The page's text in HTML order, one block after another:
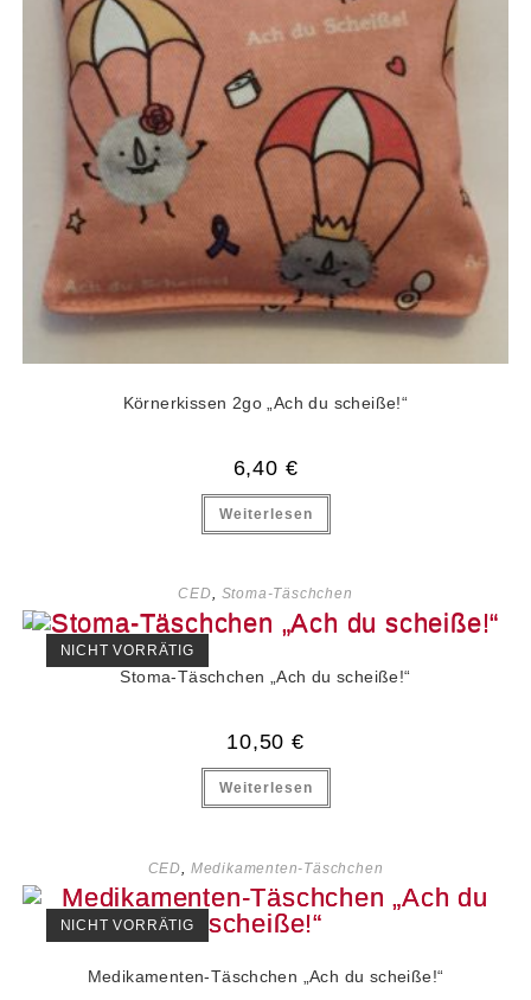
Körnerkissen 2go „Ach du scheiße!“
6,40 €
Weiterlesen
CED, Stoma-Täschchen
NICHT VORRÄTIG
Stoma-Täschchen „Ach du scheiße!“
10,50 €
Weiterlesen
CED, Medikamenten-Täschchen
NICHT VORRÄTIG
Medikamenten-Täschchen „Ach du scheiße!“